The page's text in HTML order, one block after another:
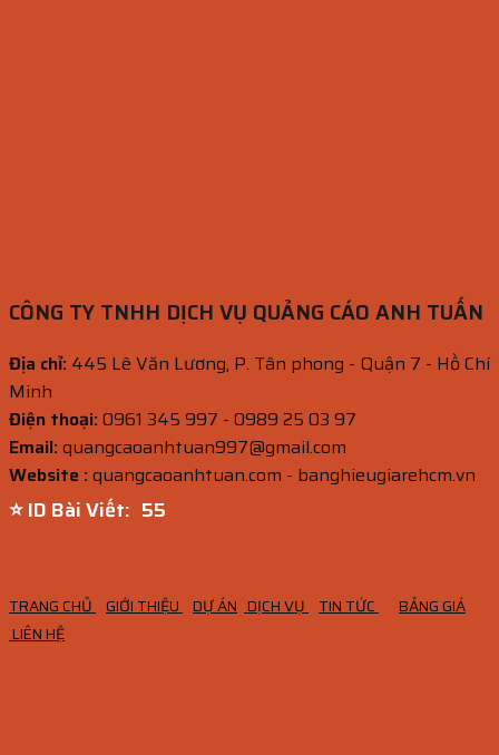
CÔNG TY TNHH DỊCH VỤ QUẢNG CÁO ANH TUẤN
Địa chỉ: 445 Lê Văn Lương, P. Tân phong - Quận 7 - Hồ Chí
Minh
Điện thoại:0961 345 997 - 0989 25 03 97
Email:quangcaoanhtuan997@gmail.com
Website :quangcaoanhtuan.com - banghieugiarehcm.vn
⭐ ID Bài Viết: 54
TRANG CHỦ GIỚI THIỆU DỰ ÁN DỊCH VỤ TIN TỨC
BẢNG GIÁ
LIÊN HỆ